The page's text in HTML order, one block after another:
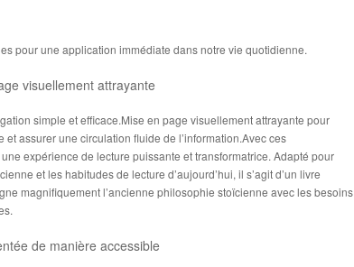
pour une application immédiate dans notre vie quotidienne.
visuellement attrayante
simple et efficace.Mise en page visuellement attrayante pour
et assurer une circulation fluide de l’information.Avec ces
expérience de lecture puissante et transformatrice. Adapté pour
et les habitudes de lecture d’aujourd’hui, il s’agit d’un livre
magnifiquement l’ancienne philosophie stoïcienne avec les besoins
de manière accessible